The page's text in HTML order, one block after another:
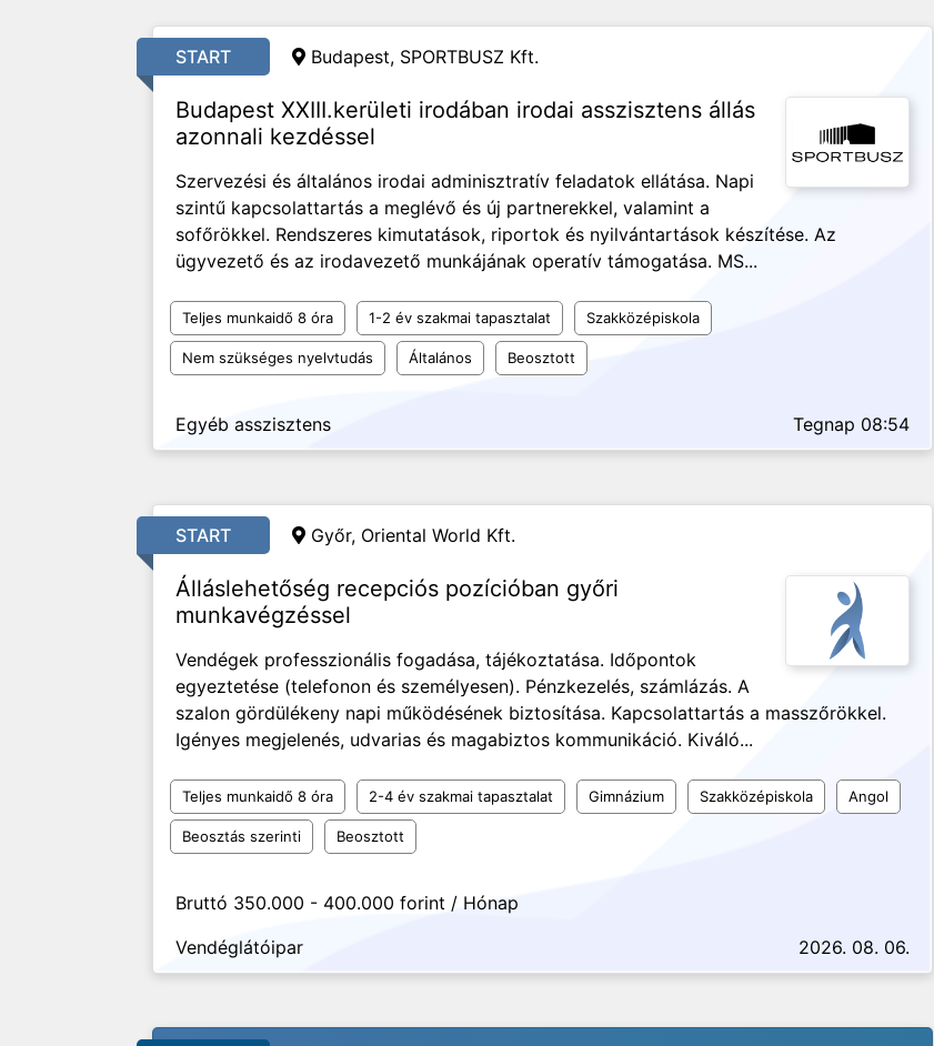
START Budapest, SPORTBUSZ Kft.
Budapest XXIII.kerületi irodában irodai asszisztens állás
azonnali kezdéssel
Szervezési és általános irodai adminisztratív feladatok ellátása. Napi
szintű kapcsolattartás a meglévő és új partnerekkel, valamint a
sofőrökkel. Rendszeres kimutatások, riportok és nyilvántartások készítése. Az
ügyvezető és az irodavezető munkájának operatív támogatása. MS...
Teljes munkaidő 8 óra 1-2 év szakmai tapasztalat Szakközépiskola
Nem szükséges nyelvtudás Általános Beosztott
Egyéb asszisztens Tegnap 08:54
START Győr, Oriental World Kft.
Álláslehetőség recepciós pozícióban győri
munkavégzéssel
Vendégek professzionális fogadása, tájékoztatása. Időpontok
egyeztetése (telefonon és személyesen). Pénzkezelés, számlázás. A
szalon gördülékeny napi működésének biztosítása. Kapcsolattartás a masszőrökkel.
Igényes megjelenés, udvarias és magabiztos kommunikáció. Kiváló...
Teljes munkaidő 8 óra 2-4 év szakmai tapasztalat Gimnázium Szakközépiskola Angol
Beosztás szerinti Beosztott
Bruttó 350.000 - 400.000 forint / Hónap
Vendéglátóipar
2026. 08. 06.